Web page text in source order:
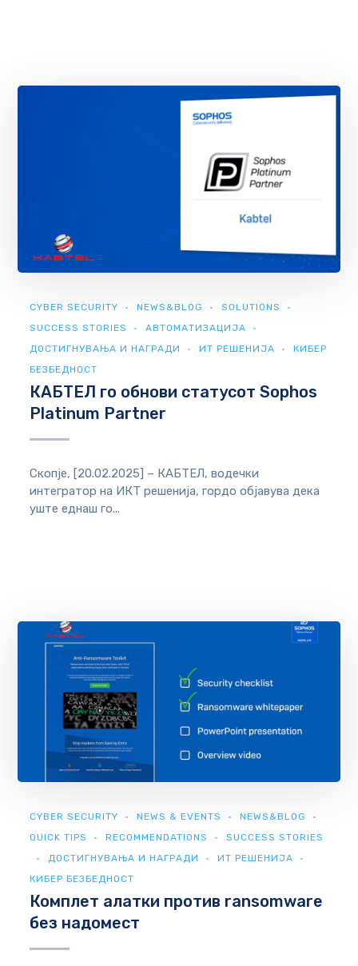
CYBER SECURITY NEWS&BLOG
SOLUTIONS
SUCCESS STORIES
АВТОМАТИЗАЦИЈА
ДОСТИГНУВАЊА И НАГРАДИ
ИТ РЕШЕНИЈА
КИБЕР
БЕЗБЕДНОСТ
КАБТЕЛ го обнови статусот Sophos
Platinum Partner
Скопје, [20.02.2025] – КАБТЕЛ, водечки
интегратор на ИКТ решенија, гордо објавува дека
уште еднаш го...
CYBER SECURITY NEWS & EVENTS
NEWS&BLOG
QUICK TIPS
RECOMMENDATIONS
SUCCESS STORIES
ДОСТИГНУВАЊА И НАГРАДИ
ИТ РЕШЕНИЈА
КИБЕР БЕЗБЕДНОСТ
Комплет алатки против ransomware
без надомест